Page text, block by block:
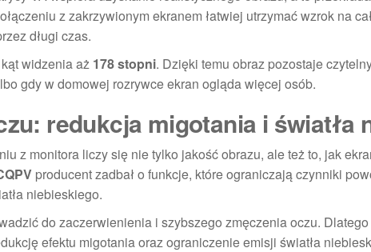
z zakrzywionym ekranem łatwiej utrzymać wzrok na
długi czas.
widzenia aż 178 stopni. Dzięki temu obraz pozostaje
gdy w domowej rozrywce ekran ogląda więcej osób.
redukcja migotania i światła
z monitora liczy się nie tylko jakość obrazu, ale też to, jak
producent zadbał o funkcje, które ograniczają czynniki
niebieskiego.
do zaczerwienienia i szybszego zmęczenia oczu.
efektu migotania oraz ograniczenie emisji światła